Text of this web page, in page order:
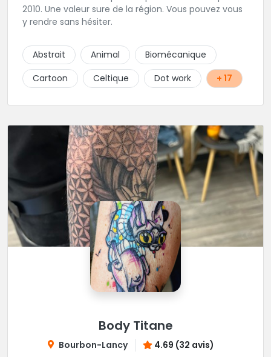
2010. Une valeur sure de la région. Vous pouvez vous
y rendre sans hésiter.
Abstrait Animal
Biomécanique
Cartoon
Celtique Dot work + 17
Body Titane
Bourbon-Lancy 4.69 (32 avis)